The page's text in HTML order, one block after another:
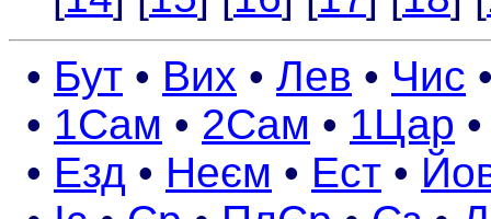
• Бут • Вих • Лев • Чис
• 1Сам • 2Сам • 1Цар
• Езд • Неєм • Ест •